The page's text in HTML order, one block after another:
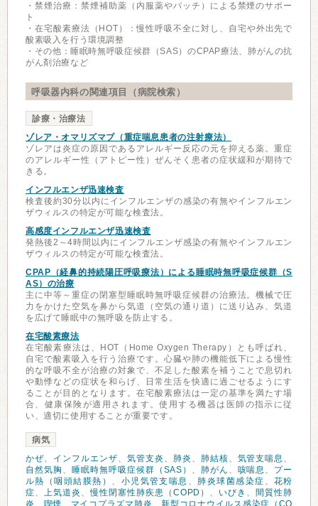
・禁煙治療：禁煙補助薬（内服薬やパッチ）による禁煙のサポー
ト
・在宅酸素療法（HOT）：慢性呼吸不全に対し、自宅や外出先で
酸素吸入を行う環境調整
・その他：睡眠時無呼吸症候群（SAS）のCPAP療法、肺がんの抗
がん剤治療など
呼吸器内科の関連項目（病院検索）
診療・治療法
ゾレア・オマリズマブ（重症喘息患者の注射療法）
ゾレアは炎症の原因であるアレルギー反応の元を抑える薬。重症
のアレルギー性（アトピー性）ぜんそく患者の症状緩和が期待で
きる。
インフルエンザ迅速検査
検査後約30分以内にインフルエンザの感染の有無やインフルエン
ザウィルスの特定が可能な検査法。
高感度インフルエンザ迅速検査
発熱後2～4時間以内にインフルエンザ感染の有無やインフルエン
ザウィルスの特定が可能な検査法。
CPAP（経鼻的持続陽圧呼吸療法）による睡眠時無呼吸症候群（S
AS）の治療
主に中等～重症の閉塞型睡眠時無呼吸症候群の治療法。機械で圧
力をかけた空気を鼻から気道（空気の通り道）に送り込み、気道
を広げて睡眠中の無呼吸を防止する。
在宅酸素療法
在宅酸素療法は、HOT（Home Oxygen Therapy）とも呼ばれ、
自宅で酸素吸入を行う治療です。心臓や肺の機能低下による慢性
的な呼吸不全が治療の対象で、不足した酸素を補うことで息切れ
や動悸などの症状を和らげ、日常生活を快適に過ごせるようにす
ることが目的となります。在宅酸素療法は一定の基準を満たす場
合、健康保険が適用されます。使用する機器は医師の指示に従
い、適切に使用することが重要です。
病気
かぜ、 インフルエンザ、 気管支炎 、 肺炎 、 肺結核、 気管支喘息 、
自然気胸 、 睡眠時無呼吸症候群（SAS） 、 肺がん 、 咳喘息 、 プー
ル熱（咽頭結膜熱） 、 小児気管支喘息 、 肺炎球菌感染症 、 花粉
症、上気道炎 、慢性閉塞性肺疾患（COPD） 、 いびき 、 間質性肺
炎
喫煙 マイコプラズマ肺炎 、新型コロナウイルス感染症（CO